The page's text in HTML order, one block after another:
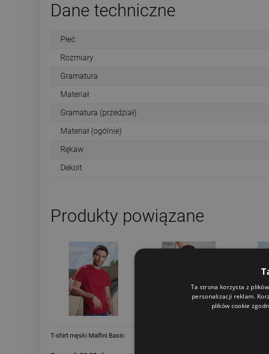
Dane techniczne
Płeć
Rozmiary
Gramatura
Materiał
Gramatura (przedział)
Materiał (ogólnie)
Rękaw
Dekolt
Produkty powiązane
T-shirt męski Malfini Basic
T-shirt
Ta strona korzysta z
personalizacji reklam.
plików cookie